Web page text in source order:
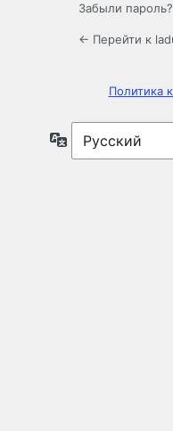
Забыли пароль?
← Перейти к
Политика
Язык